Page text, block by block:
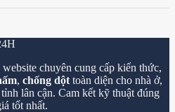
website chuyên cung cấp kiến thức,
, chống dột toàn diện cho nhà ở,
lân cận. Cam kết kỹ thuật đúng
tốt nhất.